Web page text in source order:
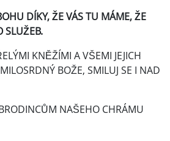
DÍKY, ŽE VÁS TU MÁME, ŽE
SLUŽEB.
KNĚŽÍMI A VŠEMI JEJICH
BOŽE, SMILUJ SE I NAD
NAŠEHO CHRÁMU